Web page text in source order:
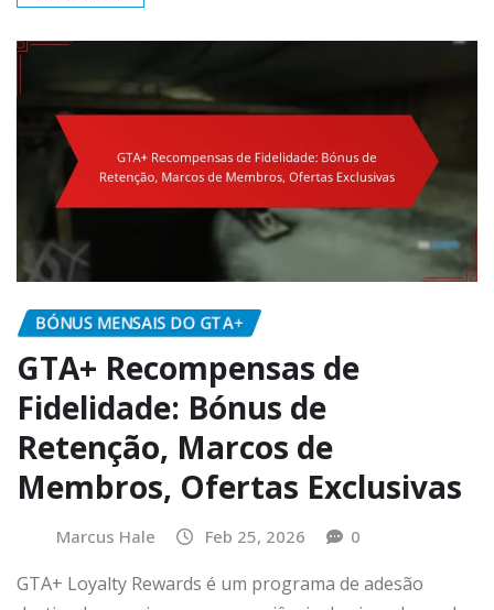
BÓNUS MENSAIS DO GTA+
GTA+ Recompensas de
Fidelidade: Bónus de
Retenção, Marcos de
Membros, Ofertas Exclusivas
Marcus Hale Feb 25, 2026 0
GTA+ Loyalty Rewards é um programa de adesão